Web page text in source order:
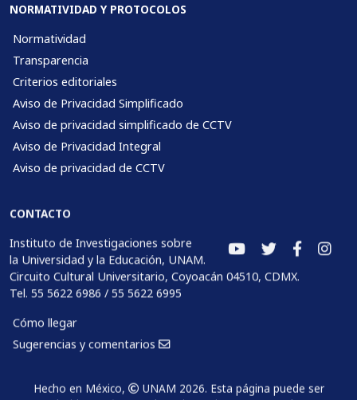
NORMATIVIDAD Y PROTOCOLOS
Normatividad
Transparencia
Criterios editoriales
Aviso de Privacidad Simplificado
Aviso de privacidad simplificado de CCTV
Aviso de Privacidad Integral
Aviso de privacidad de CCTV
CONTACTO
Instituto de Investigaciones sobre
la Universidad y la Educación, UNAM.
Circuito Cultural Universitario, Coyoacán 04510, CDMX.
Tel. 55 5622 6986 / 55 5622 6995
Cómo llegar
Sugerencias y comentarios
Hecho en México,
UNAM 2026. Esta página puede ser